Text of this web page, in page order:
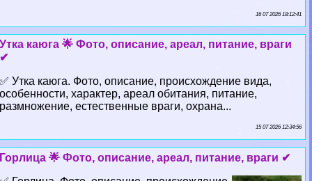
16 07 2026 18:12:41
Утка каюга 🌟 Фото, описание, ареал, питание, враги
✔
✅ Утка каюга. Фото, описание, происхождение вида,
особенности, хаpaктер, ареал обитания, питание,
размножение, естественные враги, охрана...
15 07 2026 12:34:56
Горлица 🌟 Фото, описание, ареал, питание, враги ✔